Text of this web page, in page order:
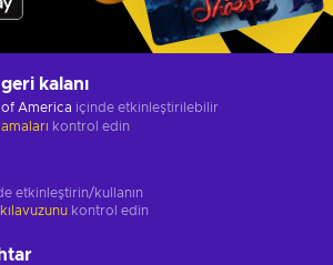
kalanı
of America içinde etkinleştirilebilir
kontrol edin
etkinleştirin/kullanın
kontrol edin